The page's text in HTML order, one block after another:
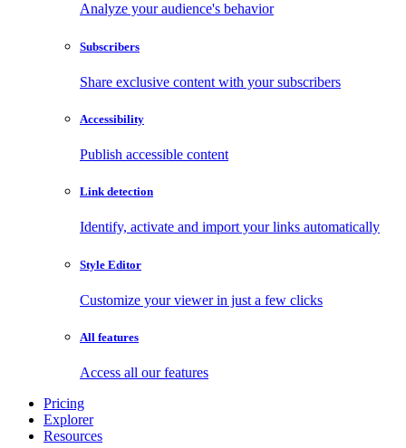
Analyze your audience's behavior
Subscribers
Share exclusive content with your subscribers
Accessibility
Publish accessible content
Link detection
Identify, activate and import your links automatically
Style Editor
Customize your viewer in just a few clicks
All features
Access all our features
Pricing
Explorer
Resources